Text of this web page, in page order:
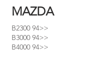
MAZDA
B2300 94>>
B3000 94>>
B4000 94>>